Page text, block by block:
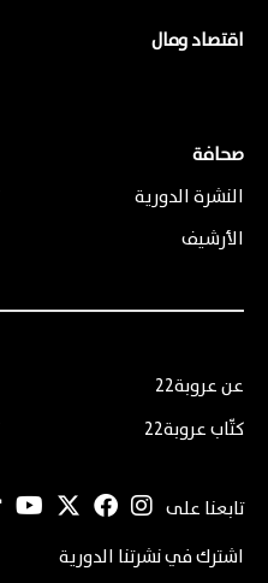
اقتصاد ومال
صحافة
النشرة الدورية
الأرشيف
عن عروبة22
كتّاب عروبة22
تابعنا على
اشترك في نشرتنا الدورية